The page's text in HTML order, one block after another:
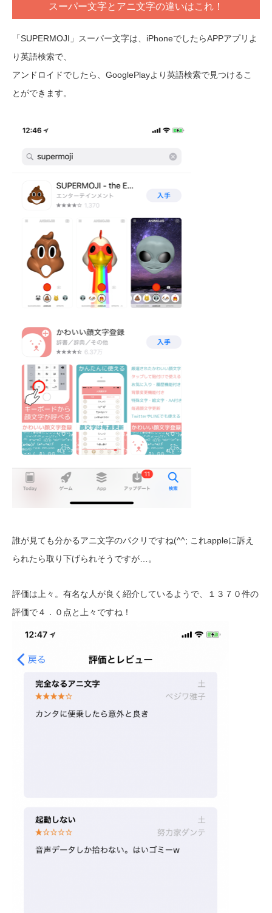
スーパー文字とアニ文字の違いはこれ！
「SUPERMOJI」スーパー文字は、iPhoneでしたらAPPアプリよ
り英語検索で、
アンドロイドでしたら、GooglePlayより英語検索で見つけるこ
とができます。
誰が見ても分かるアニ文字のパクリですね(^^; これappleに訴え
られたら取り下げられそうですが…。
評価は上々。有名な人が良く紹介しているようで、１３７０件の
評価で４．０点と上々ですね！